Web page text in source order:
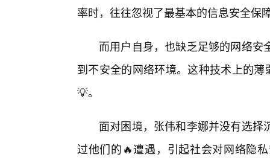
率时，往往忽视了最基本的信息安全保
而用户自身，也缺乏足够的网络
到不安全的网络环境。这种技术上的
💡。
面对困境，张伟和李娜并没有选
过他们的🔥遭遇，引起社会对网络隐